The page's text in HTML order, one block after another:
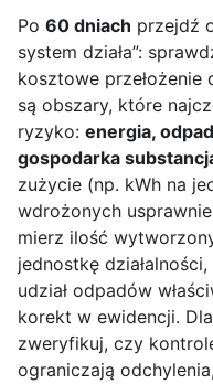
Po 60 dniach przejdź
system działa”:
kosztowe przełożenie
są obszary, które
ryzyko: energia,
gospodarka
zużycie (np. kWh na
wdrożonych
mierz ilość
jednostkę
udział odpadów
korekt w ewidencji.
zweryfikuj, czy
ograniczają